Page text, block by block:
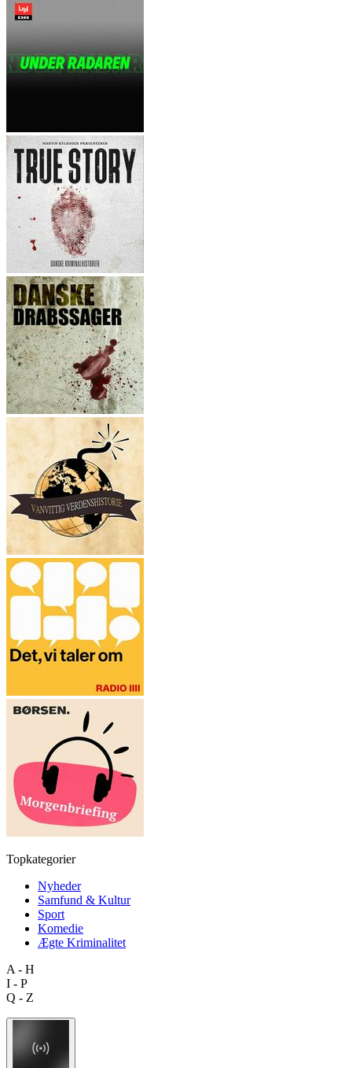
Topkategorier
Nyheder
Samfund & Kultur
Sport
Komedie
Ægte Kriminalitet
A - H
I - P
Q - Z